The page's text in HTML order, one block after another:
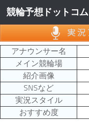
コンテンツへスキップ
競輪予想ドットコム
アナウンサー名
メイン競輪場
紹介画像
SNSなど
実況スタイル
おすすめ度